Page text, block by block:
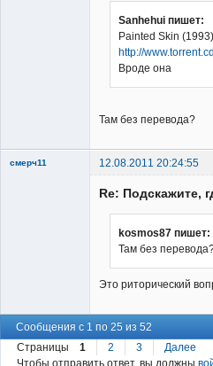
Sanhehui пишет:
Painted Skin (1993)
http://
Вроде она
Там без перевода?
смерч11
12.08.2011 20:24:55
Re: Подскажите,
kosmos87 пишет:
Там без
Это риторический
Сообщения с 1 по 25 из 52
Страницы
1 2 3
Далее
Чтобы отправить ответ, вы должны